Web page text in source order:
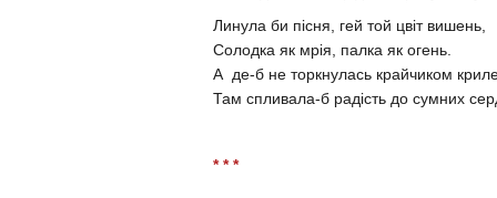
Линула би пісня, гей той цвіт вишень,
Солодка як мрія, палка як огень.
А де-б не торкнулась крайчиком
Там спливала-б радість до сумних
* * *